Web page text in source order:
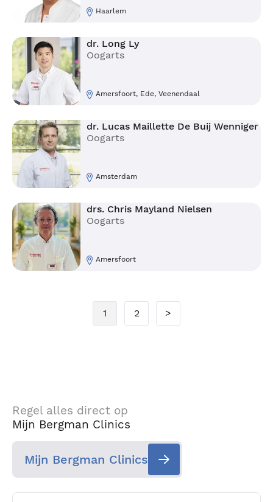
Haarlem
dr. Long Ly
Oogarts
Amersfoort, Ede, Veenendaal
dr. Lucas Maillette De Buij Wenniger
Oogarts
Amsterdam
drs. Chris Mayland Nielsen
Oogarts
Amersfoort
1 2 >
Regel alles direct op
Mijn Bergman Clinics
Mijn Bergman Clinics